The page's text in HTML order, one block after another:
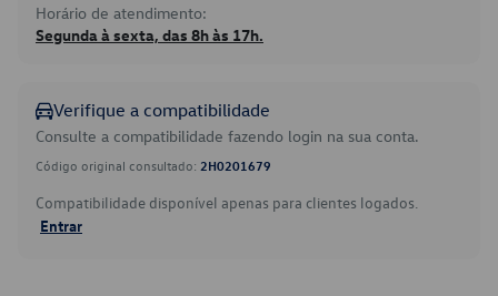
Horário de atendimento:
Segunda à sexta, das 8h às 17h.
Verifique a compatibilidade
Consulte a compatibilidade fazendo login na sua conta.
Código original consultado: 2H0201679
Compatibilidade disponível apenas para clientes logados.
Entrar